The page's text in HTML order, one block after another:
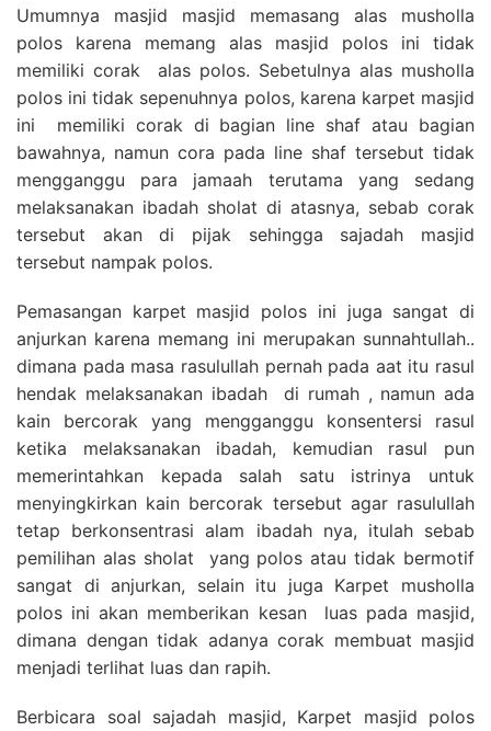
Umumnya masjid masjid memasang alas musholla
polos karena memang alas masjid polos ini tidak
memiliki corak alas polos. Sebetulnya alas musholla
polos ini tidak sepenuhnya polos, karena karpet masjid
ini memiliki corak di bagian line shaf atau bagian
bawahnya, namun cora pada line shaf tersebut tidak
mengganggu para jamaah terutama yang sedang
melaksanakan ibadah sholat di atasnya, sebab corak
tersebut akan di pijak sehingga sajadah masjid
tersebut nampak polos.
Pemasangan karpet masjid polos ini juga sangat di
anjurkan karena memang ini merupakan sunnahtullah..
dimana pada masa rasulullah pernah pada aat itu rasul
hendak melaksanakan ibadah di rumah , namun ada
kain bercorak yang mengganggu konsentersi rasul
ketika melaksanakan ibadah, kemudian rasul pun
memerintahkan kepada salah satu istrinya untuk
menyingkirkan kain bercorak tersebut agar rasulullah
tetap berkonsentrasi alam ibadah nya, itulah sebab
pemilihan alas sholat yang polos atau tidak bermotif
sangat di anjurkan, selain itu juga Karpet musholla
polos ini akan memberikan kesan luas pada masjid,
dimana dengan tidak adanya corak membuat masjid
menjadi terlihat luas dan rapih.
Berbicara soal sajadah masjid, Karpet masjid polos